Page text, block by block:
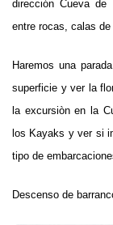
dirección Cueva de
entre rocas, calas
Haremos una
superficie y ver la
la excursiòn en la
los Kayaks y ver si
tipo de
Descenso de